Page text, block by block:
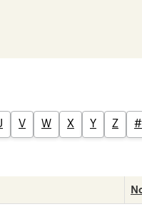
V W X Y Z #